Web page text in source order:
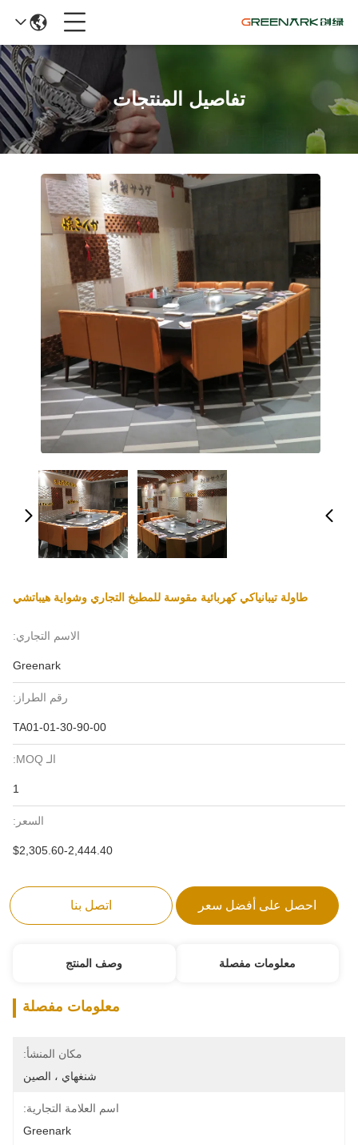
تفاصيل المنتجات
طاولة تيبانياكي كهربائية مقوسة للمطبخ التجاري وشواية هيباتشي
الاسم التجاري:
Greenark
رقم الطراز:
TA01-01-30-90-00
الـ MOQ:
1
السعر:
$2,305.60-2,444.40
احصل على أفضل سعر اتصل بنا
معلومات مفصلة وصف المنتج
معلومات مفصلة
مكان المنشأ:
شنغهاي ، الصين
اسم العلامة التجارية:
Greenark